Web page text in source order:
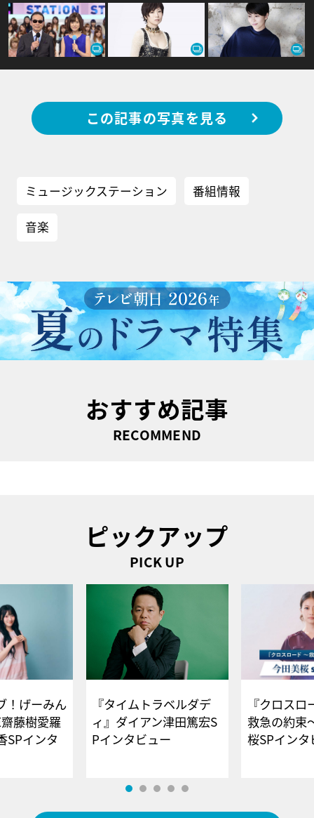
この記事の写真を見る
ミュージックステーション 番組情報
音楽
おすすめ記事
RECOMMEND
ピックアップ
PICK UP
！げーみん
藤樹愛羅
SPインタ
『タイムトラベルダデ
ィ』ダイアン津田篤宏S
Pインタビュー
『クロス
救急の約束
桜SPイ